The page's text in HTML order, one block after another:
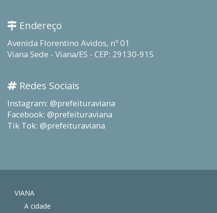
Endereço
Avenida Florentino Avidos, nº 01
Viana Sede - Viana/ES - CEP: 29130-915
Redes Sociais
Instagram: @prefeituraviana
Facebook: @prefeituraviana
Tik Tok: @prefeituraviana
VIANA
A cidade